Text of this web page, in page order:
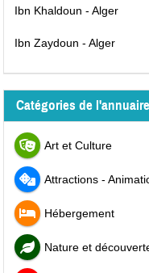
Ibn Khaldoun - Alger
Ibn Zaydoun - Alger
Catégories de l'annuaire
Art et Culture
Attractions -
Hébergement
Nature et